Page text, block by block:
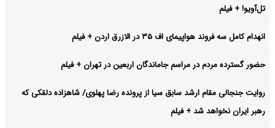
تل‌آویو! + فیلم
انهدام کامل سه فروند هواپیمای اف ۳۵ در الازرق اردن + فیلم
حضور گسترده مردم در مراسم جاماندگان اربعین در تهران + فیلم
روایت جنجالی مقام ارشد سابق سیا از پرونده رضا پهلوی/ شاهزاده دلقکی که
رهبر ایران نخواهد شد + فیلم